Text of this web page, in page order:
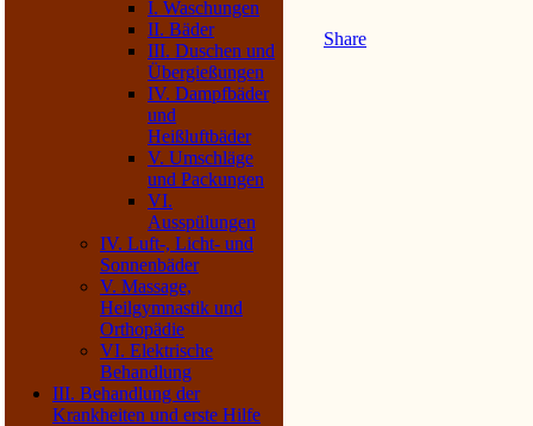
I. Waschungen
II. Bäder
III. Duschen und
Übergießungen
IV. Dampfbäder
und
Heißluftbäder
V. Umschläge
und Packungen
VI.
Ausspülungen
IV. Luft-, Licht- und
Sonnenbäder
V. Massage,
Heilgymnastik und
Orthopädie
VI. Elektrische
Behandlung
III. Behandlung der
Krankheiten und erste Hilfe
Share